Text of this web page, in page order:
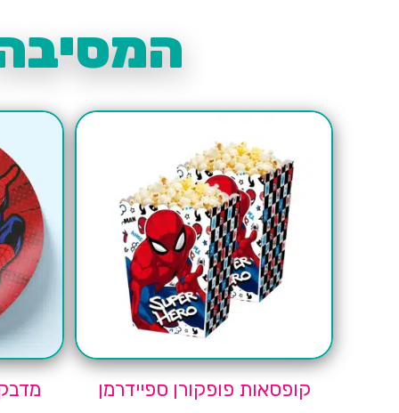
קופסאות פופקורן ספיידרמן